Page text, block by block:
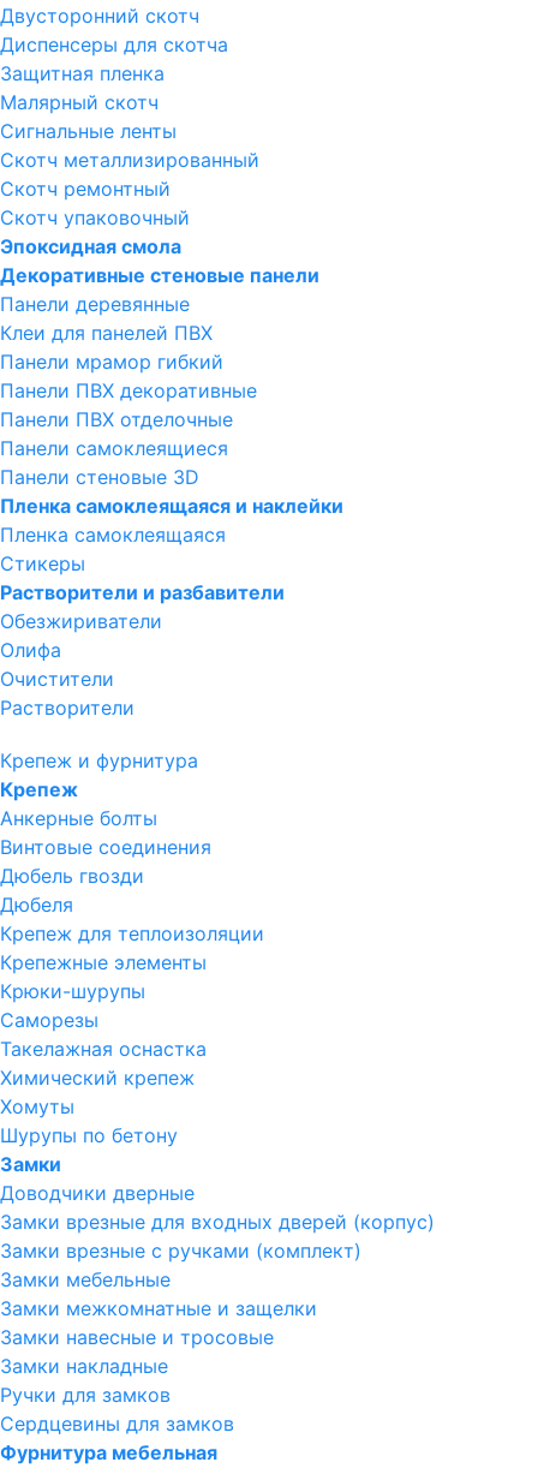
Двусторонний скотч
Диспенсеры для скотча
Защитная пленка
Малярный скотч
Сигнальные ленты
Скотч металлизированный
Скотч ремонтный
Скотч упаковочный
Эпоксидная смола
Декоративные стеновые панели
Панели деревянные
Клеи для панелей ПВХ
Панели мрамор гибкий
Панели ПВХ декоративные
Панели ПВХ отделочные
Панели самоклеящиеся
Панели стеновые 3D
Пленка самоклеящаяся и наклейки
Пленка самоклеящаяся
Стикеры
Растворители и разбавители
Обезжириватели
Олифа
Очистители
Растворители
Крепеж и фурнитура
Крепеж
Анкерные болты
Винтовые соединения
Дюбель гвозди
Дюбеля
Крепеж для теплоизоляции
Крепежные элементы
Крюки-шурупы
Саморезы
Такелажная оснастка
Химический крепеж
Хомуты
Шурупы по бетону
Замки
Доводчики дверные
Замки врезные для входных дверей (корпус)
Замки врезные с ручками (комплект)
Замки мебельные
Замки межкомнатные и защелки
Замки навесные и тросовые
Замки накладные
Ручки для замков
Сердцевины для замков
Фурнитура мебельная